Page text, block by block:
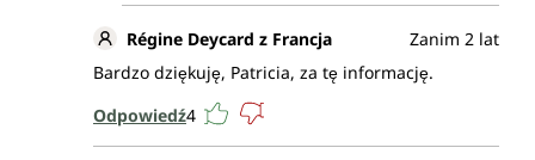
Régine Deycard z Francja
Zanim 2 lat
Bardzo dziękuję, Patricia, za tę informację.
Odpowiedź4